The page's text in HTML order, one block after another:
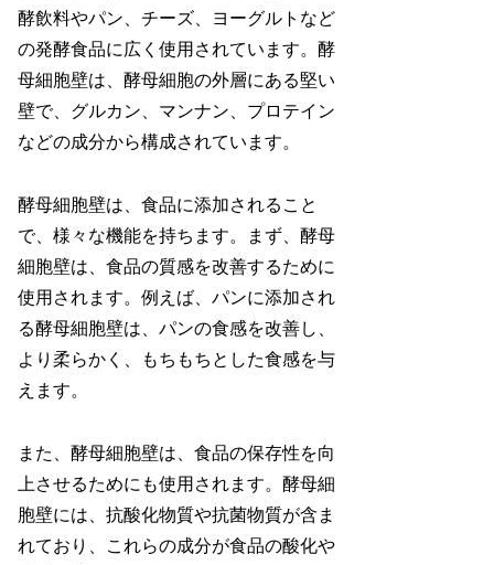
酵飲料やパン、チーズ、ヨーグルトなど
の発酵食品に広く使用されています。酵
母細胞壁は、酵母細胞の外層にある堅い
壁で、グルカン、マンナン、プロテイン
などの成分から構成されています。
酵母細胞壁は、食品に添加されること
で、様々な機能を持ちます。まず、酵母
細胞壁は、食品の質感を改善するために
使用されます。例えば、パンに添加され
る酵母細胞壁は、パンの食感を改善し、
より柔らかく、もちもちとした食感を与
えます。
また、酵母細胞壁は、食品の保存性を向
上させるためにも使用されます。酵母細
胞壁には、抗酸化物質や抗菌物質が含ま
れており、これらの成分が食品の酸化や